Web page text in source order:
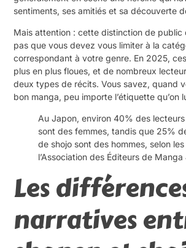
sentiments, ses amitiés et sa découverte
Mais attention : cette distinction de public
pas que vous devez vous limiter à la
correspondant à votre genre. En 2025,
plus en plus floues, et de nombreux
deux types de récits. Vous savez, quand
bon manga, peu importe l’étiquette qu’on
Au Japon, environ 40% des
sont des femmes, tandis que 25%
de shojo sont des hommes, selon
l’Association des Éditeurs de Manga
Les
narratives